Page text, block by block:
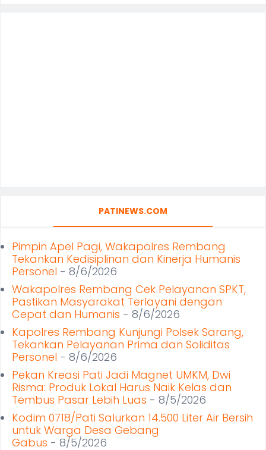
PATINEWS.COM
Pimpin Apel Pagi, Wakapolres Rembang
Tekankan Kedisiplinan dan Kinerja Humanis
Personel - 8/6/2026
Wakapolres Rembang Cek Pelayanan SPKT,
Pastikan Masyarakat Terlayani dengan
Cepat dan Humanis - 8/6/2026
Kapolres Rembang Kunjungi Polsek Sarang,
Tekankan Pelayanan Prima dan Soliditas
Personel - 8/6/2026
Pekan Kreasi Pati Jadi Magnet UMKM, Dwi
Risma: Produk Lokal Harus Naik Kelas dan
Tembus Pasar Lebih Luas - 8/5/2026
Kodim 0718/Pati Salurkan 14.500 Liter Air Bersih
untuk Warga Desa Gebang
Gabus - 8/5/2026